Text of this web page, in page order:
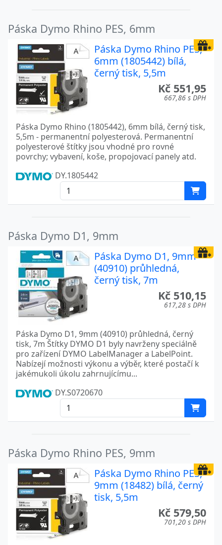
Páska Dymo Rhino PES, 6mm
Páska Dymo Rhino PES,
6mm (1805442) bílá,
černý tisk, 5,5m
Kč 551,95
667,86 s DPH
Páska Dymo Rhino (1805442), 6mm bílá, černý tisk,
5,5m - permanentní polyesterová. Permanentní
polyesterové štítky jsou vhodné pro rovné
povrchy; vybavení, koše, propojovací panely atd.
DY.1805442
Páska Dymo D1, 9mm
Páska Dymo D1, 9mm
(40910) průhledná,
černý tisk, 7m
Kč 510,15
617,28 s DPH
Páska Dymo D1, 9mm (40910) průhledná, černý
tisk, 7m Štítky DYMO D1 byly navrženy speciálně
pro zařízení DYMO LabelManager a LabelPoint.
Nabízejí možnosti výkonu a výběr, které postačí k
jakémukoli úkolu zahrnujícímu...
DY.S0720670
Páska Dymo Rhino PES, 9mm
Páska Dymo Rhino PES,
9mm (18482) bílá, černý
tisk, 5,5m
Kč 579,50
701,20 s DPH